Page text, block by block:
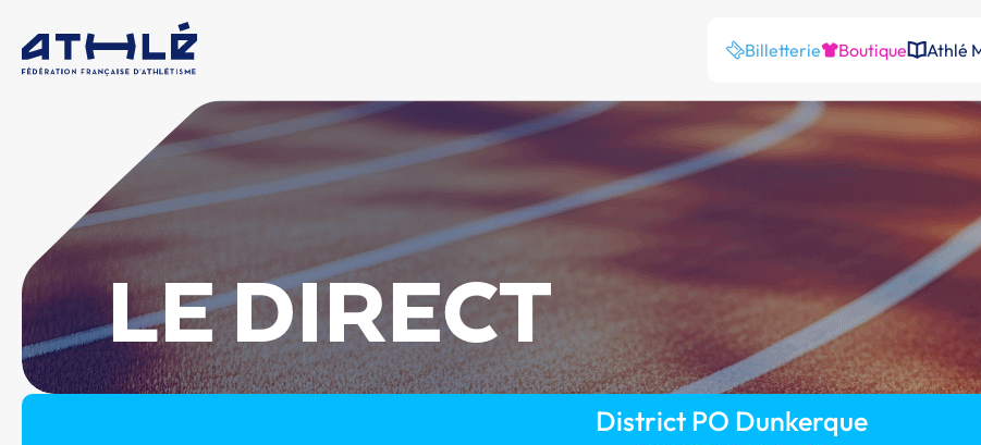
Billetterie Boutique Athlé
LE DIRECT
District PO Dunkerque